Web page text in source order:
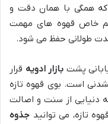
که همگی با همان دقت و
خاص قهوه های مهمت
طولانی حفظ می شود.
پشت بازار ادویه قرار
است. بوی قهوه تازه
دنیایی از سنت و اصالت
تازه، می توانید جذوه